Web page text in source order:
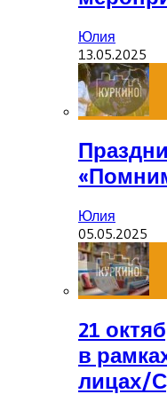
Юлия
13.05.2025
Юлия
05.05.2025
21
в
лицах/